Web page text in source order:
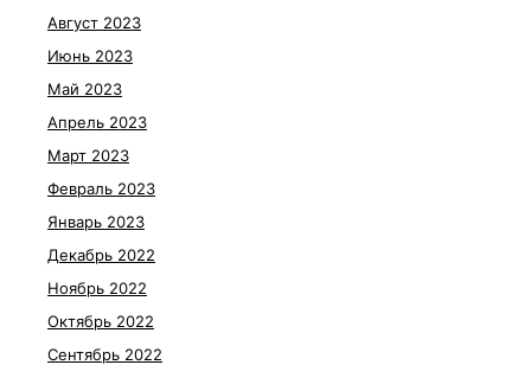
Август 2023
Июнь 2023
Май 2023
Апрель 2023
Март 2023
Февраль 2023
Январь 2023
Декабрь 2022
Ноябрь 2022
Октябрь 2022
Сентябрь 2022